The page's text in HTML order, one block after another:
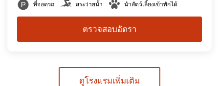
ที่จอดรถ สระว่ายน้ำ นำสัตว์เลี้ยงเข้าพักได้
ตรวจสอบอัตรา
ดูโรงแรมเพิ่มเติม